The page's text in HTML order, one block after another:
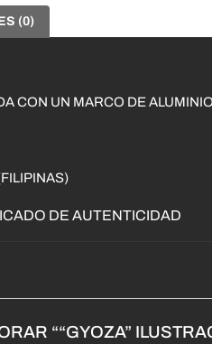
(0)
CON UN MARCO DE
DE AUTENTICIDAD
““GYOZA”